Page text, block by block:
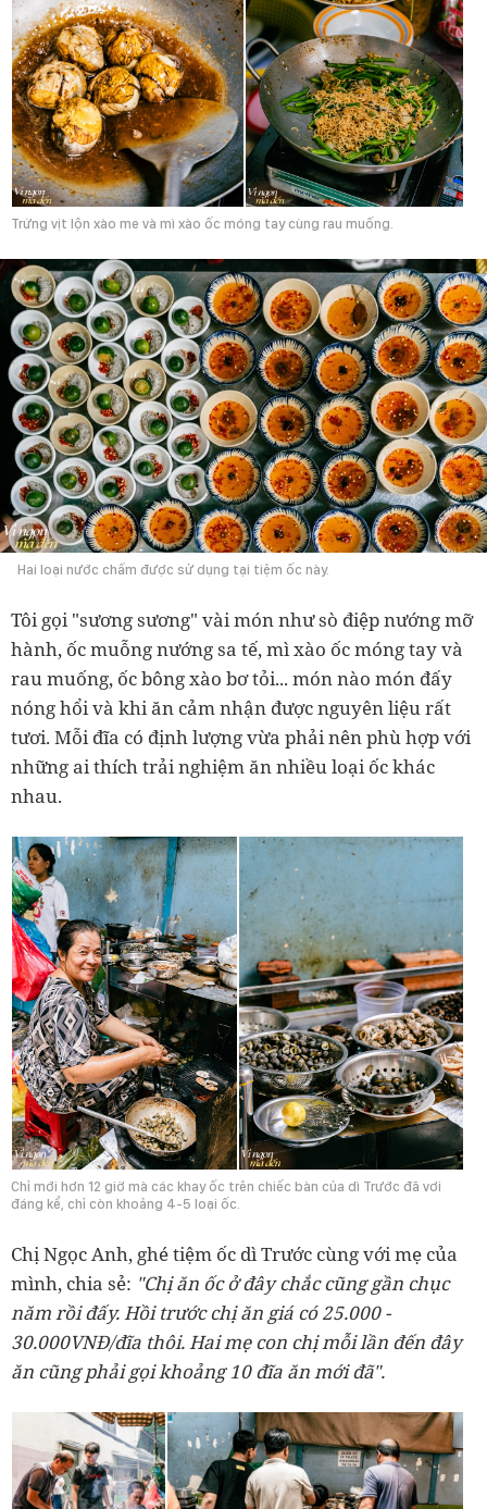
Trứng vịt lộn xào me và mì xào ốc móng tay cùng rau muống.
Hai loại nước chấm được sử dụng tại tiệm ốc này.
Tôi gọi "sương sương" vài món như sò điệp nướng mỡ
hành, ốc muỗng nướng sa tế, mì xào ốc móng tay và
rau muống, ốc bông xào bơ tỏi... món nào món đấy
nóng hổi và khi ăn cảm nhận được nguyên liệu rất
tươi. Mỗi đĩa có định lượng vừa phải nên phù hợp với
những ai thích trải nghiệm ăn nhiều loại ốc khác
nhau.
Chỉ mới hơn 12 giờ mà các khay ốc trên chiếc bàn của dì Trước đã vơi
đáng kể, chỉ còn khoảng 4-5 loại ốc.
Chị Ngọc Anh, ghé tiệm ốc dì Trước cùng với mẹ của
mình, chia sẻ: "Chị ăn ốc ở đây chắc cũng gần chục
năm rồi đấy. Hồi trước chị ăn giá có 25.000 -
30.000VNĐ/đĩa thôi. Hai mẹ con chị mỗi lần đến đây
ăn cũng phải gọi khoảng 10 đĩa ăn mới đã".